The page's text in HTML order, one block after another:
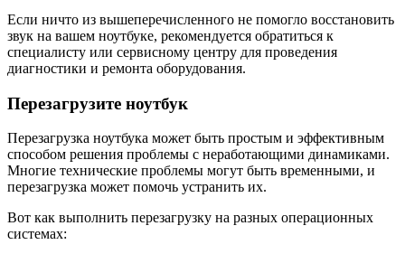
Если ничто из вышеперечисленного не помогло восстановить
звук на вашем ноутбуке, рекомендуется обратиться к
специалисту или сервисному центру для проведения
диагностики и ремонта оборудования.
Перезагрузите ноутбук
Перезагрузка ноутбука может быть простым и эффективным
способом решения проблемы с неработающими динамиками.
Многие технические проблемы могут быть временными, и
перезагрузка может помочь устранить их.
Вот как выполнить перезагрузку на разных операционных
системах: